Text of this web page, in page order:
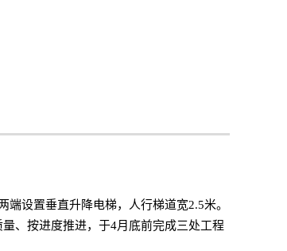
设置垂直升降电梯，人行梯道宽2.5米。
、按进度推进，于4月底前完成三处工程